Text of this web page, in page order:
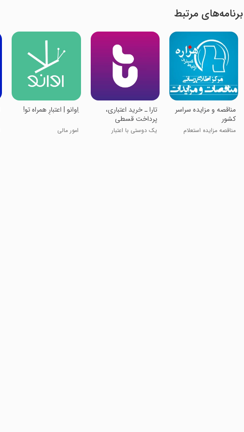
برنامه‌های مرتبط
مناقصه و مزایده سراسر
کشور
مناقصه مزایده استعلام
‏‏‏تارا ـ خرید اعتباری،
پرداخت قسطی
یک دوستی با اعتبار
‏‏‏‏‏‏اِوانو | اعتبارِ همراه تو!
امور مالی